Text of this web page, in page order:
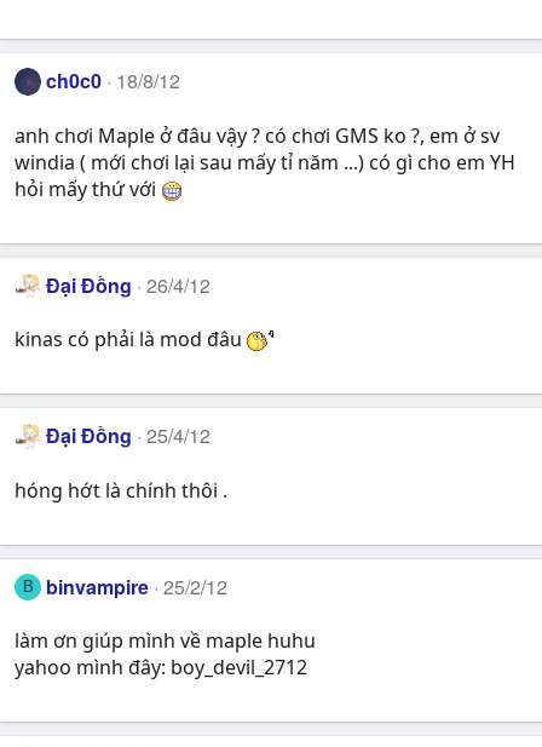
ch0c0 18/8/12
anh chơi Maple ở đâu vậy ? có chơi GMS ko ?, em ở sv
windia ( mới chơi lại sau mấy tỉ năm ...) có gì cho em YH
hỏi mấy thứ với
Đại Đồng 26/4/12
kinas có phải là mod đâu
Đại Đồng 25/4/12
hóng hớt là chính thôi .
B binvampire 25/2/12
làm ơn giúp mình về maple huhu
yahoo mình đây: boy_devil_2712